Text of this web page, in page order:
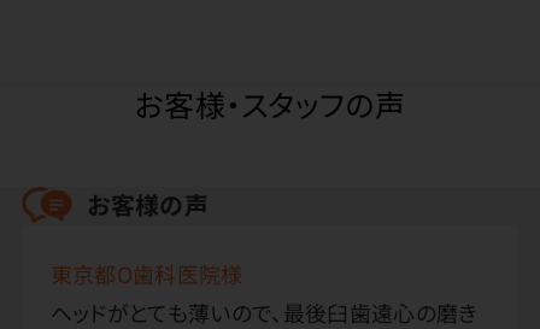
お客様・スタッフの声
お客様の声
東京都O歯科医院様
ヘッドがとても薄いので、最後臼歯遠心の磨き